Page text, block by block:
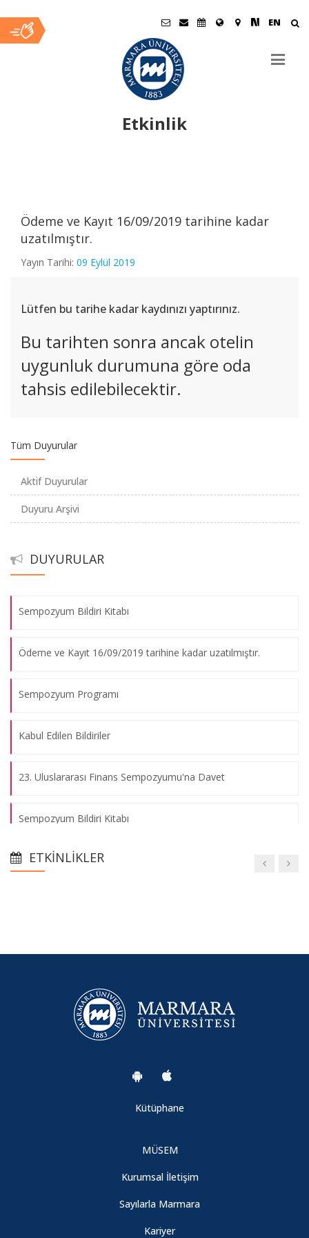
EN
Etkinlik
İçerik
Ödeme ve Kayıt 16/09/2019 tarihine kadar
uzatılmıştır.
Yayın Tarihi: 09 Eylül 2019
Lütfen bu tarihe kadar kaydınızı yaptırınız.
Bu tarihten sonra ancak otelin
uygunluk durumuna göre oda
tahsis edilebilecektir.
Tüm Duyurular
Aktif Duyurular
Duyuru Arşivi
DUYURULAR
Ödeme ve Kayıt 16/09/2019 tarihine kadar uzatılmıştır.
Sempozyum Programı
Sempozyum Bildiri Kitabı
Ödeme ve Kayıt 16/09/2019 tarihine kadar uzatılmıştır.
Sempozyum Programı
Kabul Edilen Bildiriler
23. Uluslararası Finans Sempozyumu'na Davet
Sempozyum Bildiri Kitabı
Ödeme ve Kayıt 16/09/2019 tarihine kadar uzatılmıştır.
ETKINLIKLER
Kütüphane
MÜSEM
Kurumsal İletişim
Sayılarla Marmara
Kariyer